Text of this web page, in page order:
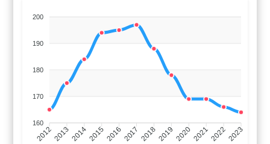
200
190
180
170
160
201220132014201520162017 20182019 2020202120222023